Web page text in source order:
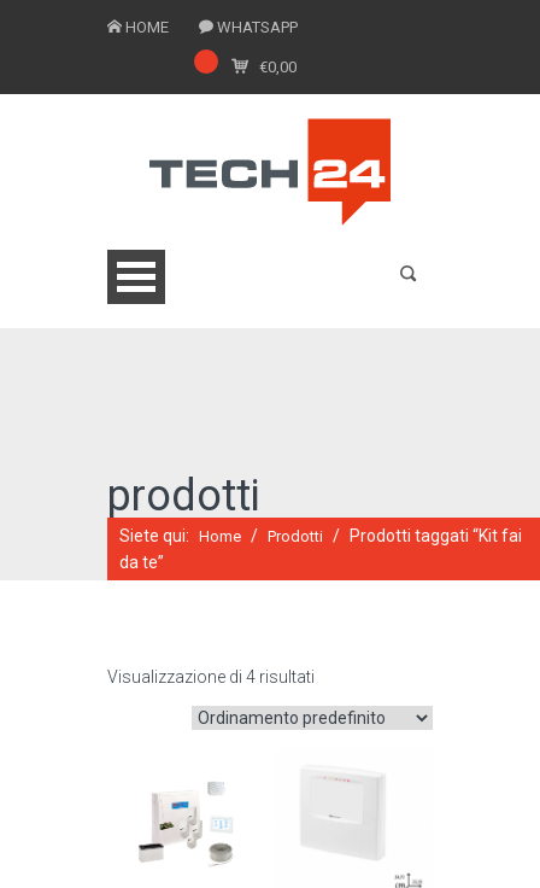
HOME WHATSAPP
€0,00
CATALOGO ONLINE
prodotti
Siete qui: Home / Prodotti /
Prodotti taggati “Kit fai
da te”
Visualizzazione di 4 risultati